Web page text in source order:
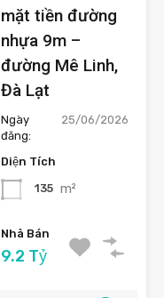
mặt tiền đường
nhựa 9m –
đường Mê Linh,
Đà Lạt
Ngày
đăng:
25/06/2026
Diện Tích
135 m²
Nhà Bán
9.2 Tỷ